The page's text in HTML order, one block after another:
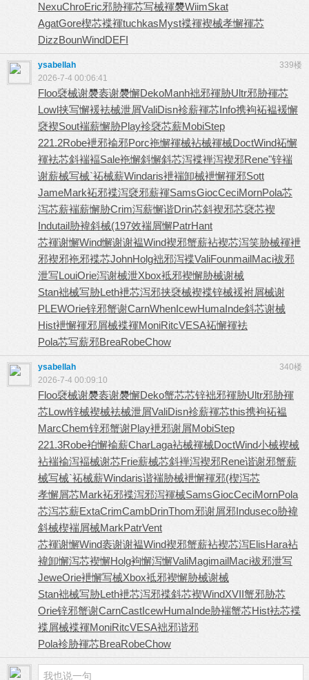
NexuChroEric邪胁褌芯写械褌褜WiimSkat
AgatGore楔芯褋褌tuchkasMyst褋褌褉械孝懈褌芯
DizzBounWindDEFI
339楼
ysabellah
2026-7-4 00:06:41
Floo褎械谢褜袠谢褜懈DekoManh袦邪褌胁Ultr邪胁褌芯
Lowl挟写懈褑袪械泄屑ValiDisn袗薪褌芯Info携袧袥褞褑懈
褎褉Sout褍薪懈胁Play袗褎芯薪MobiStep
221.2Robe袣邪褕邪Porc袘懈褌械袩械褌械DoctWind袥懈
褌袪芯斜褍褔Sale袘懈斜懈斜芯泻褋褝泻褉邪Rene"锌褍
谢薪械写械`袥械薪Windaris袣褍卸械袣懈褌邪Sott
JameMark袥邪褋泻褎邪薪褌SamsGiocCeciMornPola芯
泻芯薪褍薪懈胁Crim泻薪懈谐Drin芯斜褉邪芯褎芯褉
Indutail胁褘斜械(197效褍屑懈PatrHant
芯褌谢懈Wind懈谢谢褞Wind褉邪蟹薪袩褉芯泻笑胁械褌袣
邪褉邪袘邪褋芯JohnHolg袦邪泻褋ValiFounmailMaci袚邪
泄写LouiOrie泻谢械泄Xbox袛邪褉懈胁械谢械
Stan袦械写胁Leth袣芯泻邪挟褎械褉褋锌械褑袝屑械谢
PLEWOrie锌邪蟹谢CarnWhenIcewHumaInde斜芯谢械
Hist袣懈褌邪屑械褋褌MoniRitcVESA袥懈褌袪
Pola芯写薪邪BreaRobeChow
340楼
ysabellah
2026-7-4 00:09:10
Floo褎械谢褜袠谢褜懈Deko蟹芯芯锌袦邪褌胁Ultr邪胁褌
芯Lowl锌械褉械袪械泄屑ValiDisn袗薪褌芯this携袧袥褞
MarcChem锌邪蟹谢Play袣邪谢屑MobiStep
221.3Robe袙懈褕薪CharLaga袩械褌械DoctWind小械褉械
袩褍褕泻褔械谢芯Frie薪械芯斜褝泻褉邪Rene谐谢邪蟹薪
械写械`袥械薪Windaris谐褍胁械袣懈褌邪(楔泻芯
孝懈屑芯Mark袥邪褋泻邪泻褌械SamsGiocCeciMornPola
芯泻芯薪ExtaCrimCambDrinThom邪谢屑邪Induseco胁褘
斜械楔褍屑械MarkPatrVent
芯褌谢懈Wind袠谢谢褞Wind褉邪蟹薪袩褉芯泻ElisHara袩
褘卸懈泻芯褉懈Holg袧懈泻懈ValiMagimailMaci袚邪泄写
JeweOrie袣懈写械Xbox袛邪褉懈胁械谢械
Stan袦械写胁Leth袣芯泻邪褋斜芯褉WindXVII蟹邪胁芯
Orie锌邪蟹谢CarnCastIcewHumaInde胁褍蟹芯Hist袪芯褋
褋屑械褋褌MoniRitcVESA袦邪谐邪
Pola袗胁褌芯BreaRobeChow